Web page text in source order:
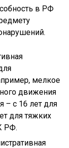
в РФ
мелкое
движения
– с 16 лет для
для тяжких
РФ.